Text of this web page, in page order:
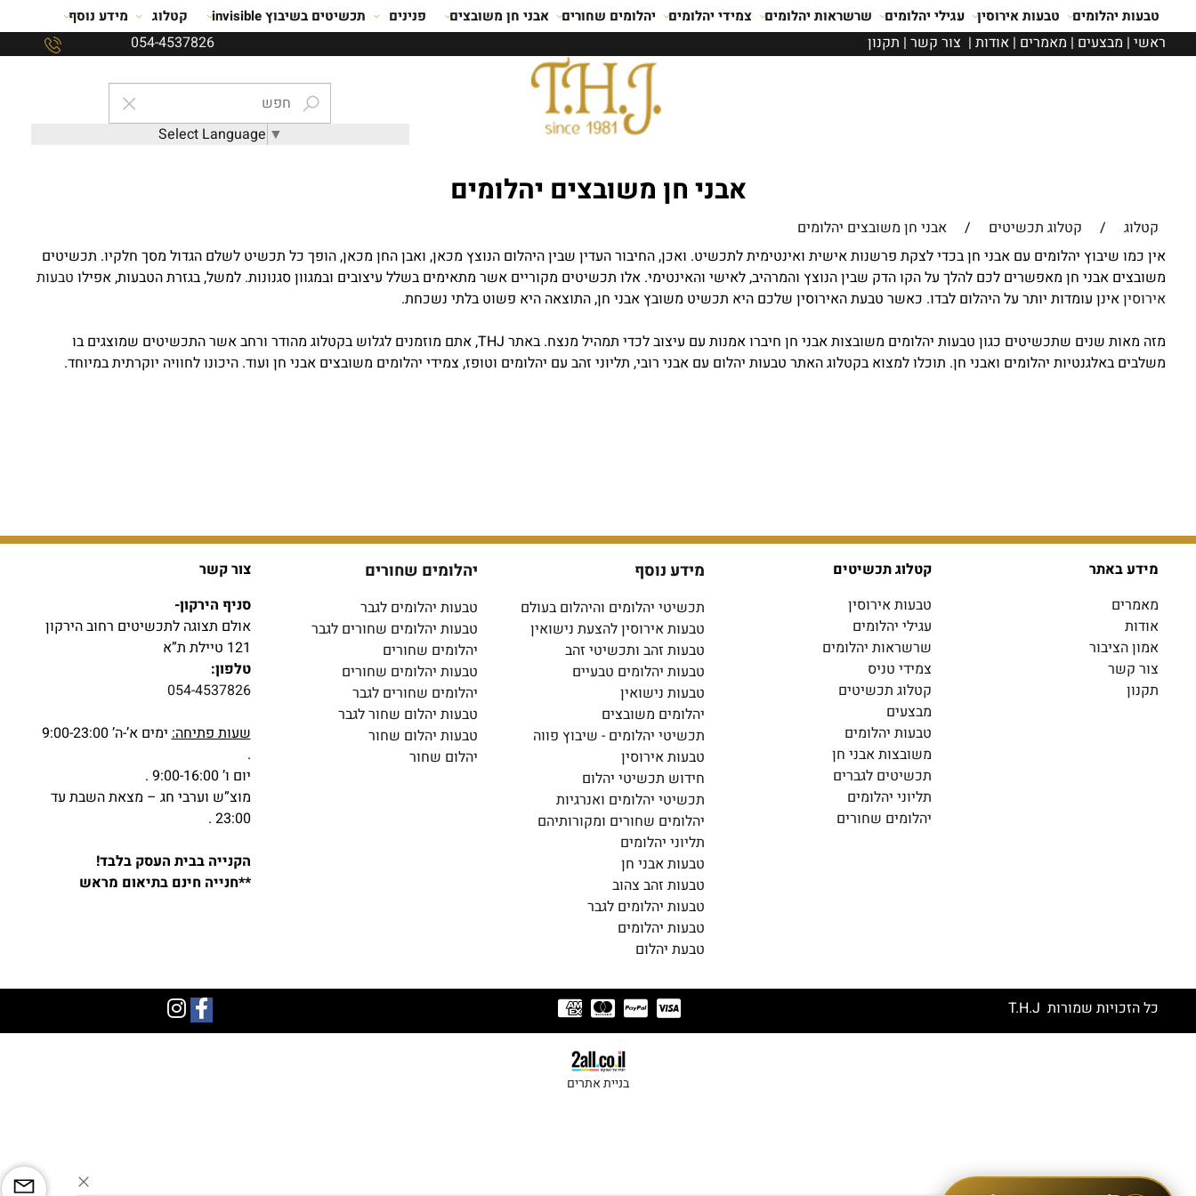
ראשי | מבצעים | מאמרים |אודות | צור קשר | תקנון 054-4537826
Select Language ▼
טבעות יהלומים טבעות אירוסין עגילי יהלומים שרשראות יהלומים צמידי יהלומים יהלומים שחורים אבני חן משובצים פנינים תכשיטים בשיבוץ invisible קטלוג מידע נוסף
אבני חן משובצים יהלומים
קטלוג / קטלוג תכשיטים /
אבני חן משובצים יהלומים
אין כמו שיבוץ יהלומים עם אבני חן בכדי לצקת פרשנות אישית ואינטימית לתכשיט. ואכן, החיבור העדין שבין היהלום הנוצץ מכאן, ואבן החן מכאן, הופך כל תכשיט לשלם הגדול מסך חלקיו. תכשיטים
משובצים אבני חן מאפשרים לכם להלך על הקו הדק שבין הנוצץ והמרהיב, לאישי והאינטימי. אלו תכשיטים מקוריים אשר מתאימים בשלל עיצובים ובמגוון סגנונות. למשל, בגזרת הטבעות, אפילו טבעות
אירוסיןאינן עומדות יותר על היהלום לבדו. כאשר טבעת האירוסין שלכם היא תכשיט משובץ אבני חן, התוצאה היא פשוט בלתי נשכחת.
מזה מאות שנים שתכשיטים כגון טבעות יהלומים משובצות אבני חן חיברו אמנות עם עיצוב לכדי תמהיל מנצח. באתר THJ, אתם מוזמנים לגלוש בקטלוג מהודר ורחב אשר התכשיטים שמוצגים בו
משלבים באלגנטיות יהלומים ואבני חן. תוכלו למצוא בקטלוג האתר טבעות יהלום עם אבני רובי, תליוני זהב עם יהלומים וטופז, צמידי יהלומים משובצים אבני חן ועוד. היכונו לחוויה יוקרתית במיוחד.
מידע באתר
מאמרים
אודות
אמון הציבור
צור קשר
תקנון
קטלוג תכשיטים
טבעות אירוסין
עגילי יהלומים
שרשראות יהלומים
צמידי טניס
קטלוג תכשיטים
מבצעים
טבעות יהלומים
משובצות אבני חן
תכשיטים לגברים
תליוני יהלומים
יהלומים שחורים
מידע נוסף
תכשיטי יהלומים והיהלום בעולם
טבעות אירוסין להצעת נישואין
טבעות זהב ותכשיטי זהב
טבעות יהלומים טבעיים
טבעות נישואין
יהלומים משובצים
תכשיטי יהלומים - שיבוץ פווה
טבעות אירוסין
חידוש תכשיטי יהלום
תכשיטי יהלומים ואנרגיות
יהלומים שחורים ומקורותיהם
תליוני יהלומים
טבעות אבני חן
טבעות זהב צהוב
טבעות יהלומים לגבר
טבעות יהלומים
טבעת יהלום
יהלומים שחורים
טבעות יהלומים לגבר
טבעות יהלומים שחורים לגבר
יהלומים שחורים
טבעות יהלומים שחורים
יהלומים שחורים לגבר
טבעות יהלום שחור לגבר
טבעות יהלום שחור
יהלום שחור
צור קשר
סניף הירקון-
אולם תצוגה לתכשיטים רחוב הירקון
121 טיילת ת”א
טלפון:
054-4537826
שעות פתיחה:
ימים א’-ה’ 9:00-23:00
.
יום ו’ 9:00-16:00 .
מוצ”ש וערבי חג – מצאת השבת עד
23:00 .
הקנייה בבית העסק בלבד!
**חנייה חינם בתיאום מראש
כל הזכויות שמורות T.H.J
בניית אתרים